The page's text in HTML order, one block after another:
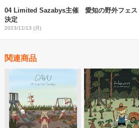
04 Limited Sazabys主催 愛知の野外フェス
決定
2023/11/13 (月)
関連商品